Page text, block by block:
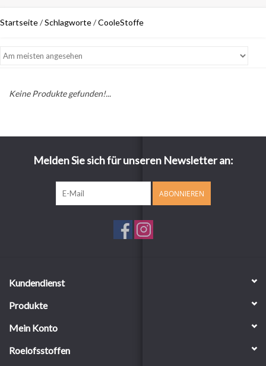
Startseite/Schlagworte/CooleStoffe
Keine Produkte gefunden!...
Melden Sie sich für unseren Newsletter an:
ABONNIEREN
Kundendienst
Produkte
Mein Konto
Roelofsstoffen